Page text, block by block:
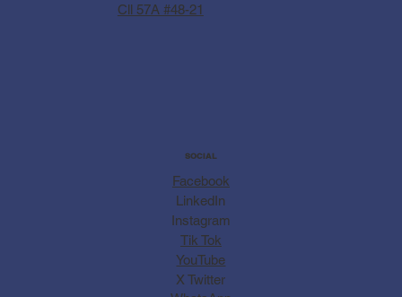
Cll 57A #48-21
SOCIAL
Facebook
Instagram
LinkedIn
Tik Tok
YouTube
X Twitter